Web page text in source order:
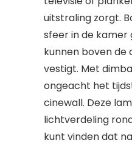
uitstraling zorgt.
sfeer in de kamer
kunnen boven
vestigt. Met
ongeacht het
cinewall. Deze
lichtverdeling
kunt vinden dat